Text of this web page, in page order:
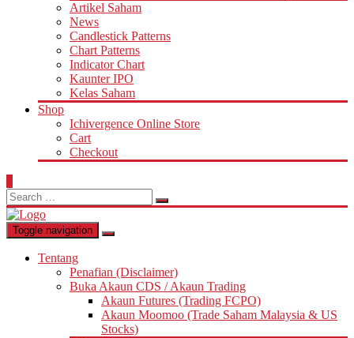
Artikel Saham
News
Candlestick Patterns
Chart Patterns
Indicator Chart
Kaunter IPO
Kelas Saham
Shop
Ichivergence Online Store
Cart
Checkout
Search
for:
Toggle navigation
Tentang
Penafian (Disclaimer)
Buka Akaun CDS / Akaun Trading
Akaun Futures (Trading FCPO)
Akaun Moomoo (Trade Saham Malaysia & US
Stocks)